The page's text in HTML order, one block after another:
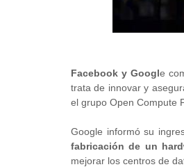
Facebook y Google
trata de innovar y
el grupo Open Compute
Google informó su
fabricación de un
mejorar los centros de